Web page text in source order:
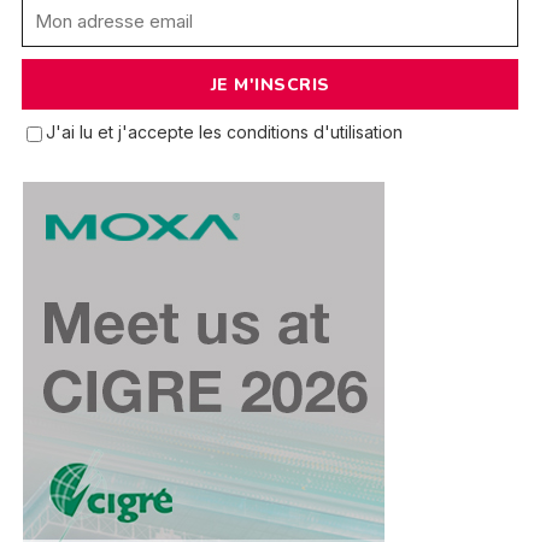
J'ai lu et j'accepte les conditions d'utilisation